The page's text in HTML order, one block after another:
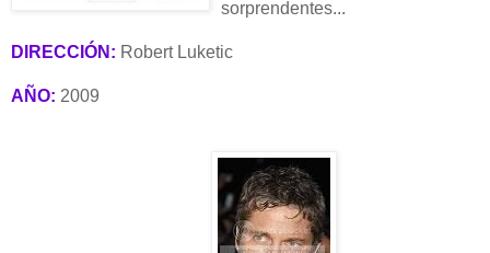
sorprendentes...
DIRECCIÓN: Robert Luketic
AÑO: 2009